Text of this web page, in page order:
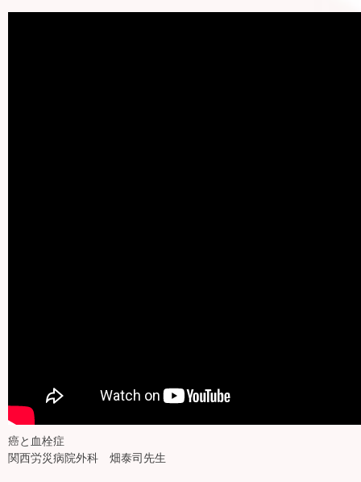
癌と血栓症
関西労災病院外科 畑泰司先生